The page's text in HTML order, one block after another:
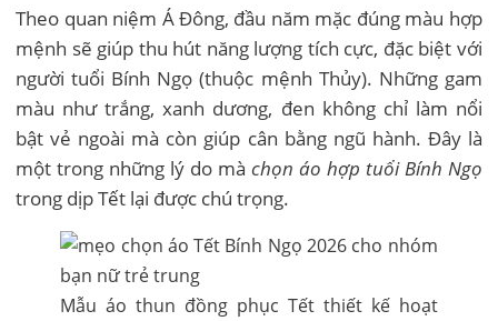
Theo quan niệm Á Đông, đầu năm mặc đúng màu hợp
mệnh sẽ giúp thu hút năng lượng tích cực, đặc biệt với
người tuổi Bính Ngọ (thuộc mệnh Thủy). Những gam
màu như trắng, xanh dương, đen không chỉ làm nổi
bật vẻ ngoài mà còn giúp cân bằng ngũ hành. Đây là
một trong những lý do mà chọn áo hợp tuổi Bính Ngọ
trong dịp Tết lại được chú trọng.
Mẫu áo thun đồng phục Tết thiết kế hoạt